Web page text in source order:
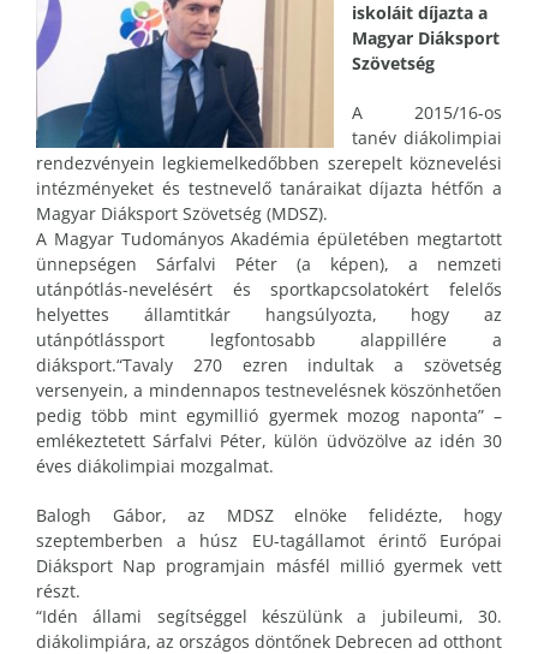
iskoláit díjazta a
Magyar Diáksport
Szövetség
A 2015/16-os
tanév diákolimpiai
rendezvényein legkiemelkedőbben szerepelt köznevelési
intézményeket és testnevelő tanáraikat díjazta hétfőn a
Magyar Diáksport Szövetség (MDSZ).
A Magyar Tudományos Akadémia épületében megtartott
ünnepségen Sárfalvi Péter (a képen), a nemzeti
utánpótlás-nevelésért és sportkapcsolatokért felelős
helyettes államtitkár hangsúlyozta, hogy az
utánpótlássport legfontosabb alappillére a
diáksport.“Tavaly 270 ezren indultak a szövetség
versenyein, a mindennapos testnevelésnek köszönhetően
pedig több mint egymillió gyermek mozog naponta” –
emlékeztetett Sárfalvi Péter, külön üdvözölve az idén 30
éves diákolimpiai mozgalmat.
Balogh Gábor, az MDSZ elnöke felidézte, hogy
szeptemberben a húsz EU-tagállamot érintő Európai
Diáksport Nap programjain másfél millió gyermek vett
részt.
“Idén állami segítséggel készülünk a jubileumi, 30.
diákolimpiára, az országos döntőnek Debrecen ad otthont